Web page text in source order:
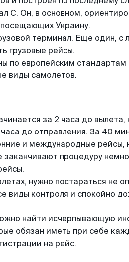
С. Он, в основном,
посещающих Украину.
терминал. Еще один, с
грузовые рейсы.
по европейским стандартам
виды самолетов.
за 2 часа до вылета,
до отправления. За 40
и международные рейсы,
процедуру
нужно постараться не
виды контроля и спокойно
найти исчерпывающую
обязан иметь при себе
на рейс.